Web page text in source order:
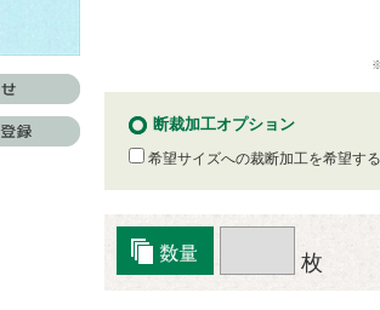
断裁加工オプション
希望サイズへの裁断加工を希望する
枚